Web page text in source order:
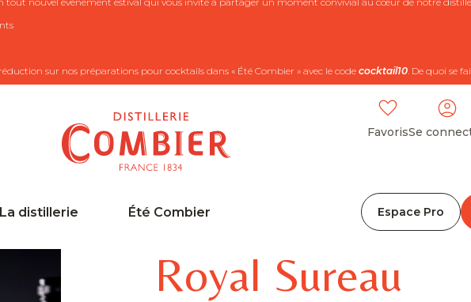
sur nos préparations pour cocktails dans « Été Combier » avec le code cocktail10. De quoi se
FavorisSe
La distillerie Été Combier Espace Pro
Royal Sureau